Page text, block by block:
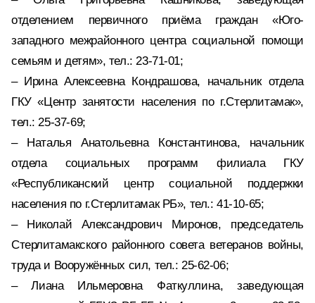
отделением первичного приёма граждан «Юго-
западного межрайонного центра социальной помощи
семьям и детям», тел.: 23-71-01;
– Ирина Алексеевна Кондрашова, начальник отдела
ГКУ «Центр занятости населения по г.Стерлитамак»,
тел.: 25-37-69;
– Наталья Анатольевна Константинова, начальник
отдела социальных программ филиала ГКУ
«Республиканский центр социальной поддержки
населения по г.Стерлитамак РБ», тел.: 41-10-65;
– Николай Александрович Миронов, председатель
Стерлитамакского районного совета ветеранов войны,
труда и Вооружённых сил, тел.: 25-62-06;
– Лиана Ильмеровна Фаткуллина, заведующая